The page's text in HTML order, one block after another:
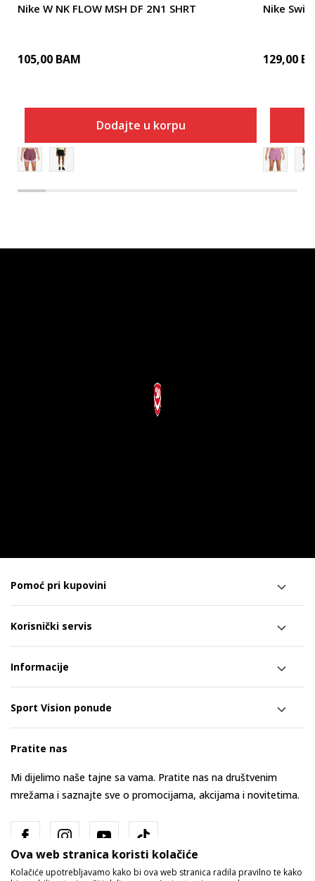
Nike W NK FLOW MSH DF 2N1 SHRT
105,00 BAM
Dodajte u korpu
Nike
129,00
Pomoć pri kupovini
Korisnički servis
Informacije
Sport Vision ponude
Pratite nas
Mi dijelimo naše tajne sa vama. Pratite nas na društvenim
mrežama i saznajte sve o promocijama, akcijama i novitetima.
Ova web stranica koristi kolačiće
Kolačiće upotrebljavamo kako bi ova web stranica radila pravilno te kako